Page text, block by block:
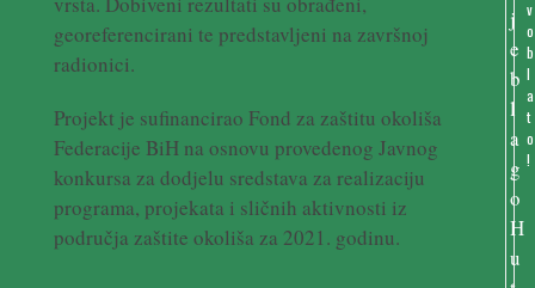
georeferencirani te predstavljeni na završnoj
radionici.
Projekt je sufinancirao Fond za zaštitu okoliša
Federacije BiH na osnovu provedenog Javnog
konkursa za dodjelu sredstava za realizaciju
programa, projekata i sličnih aktivnosti iz
područja zaštite okoliša za 2021. godinu.
v
o
b
l
a
t
o
!